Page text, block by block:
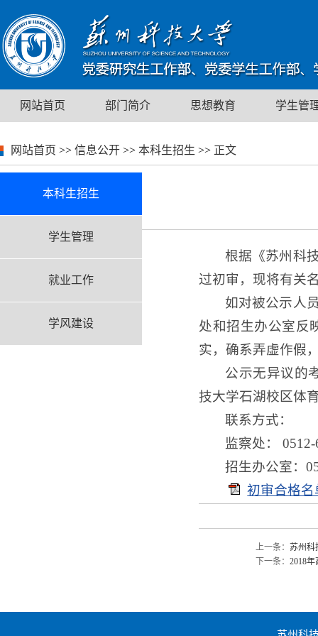
网站首页 部门简介 思想教育 学生管
网站首页 >> 信息公开 >> 本科生招生 >> 正文
本科生招生
学生管理
就业工作
学风建设
根据《苏州科
过初审，现将有关
如对被公示人
处和招生办公室反
实，确系弄虚作假
公示无异议的
技大学石湖校区体
联系方式：
监察处： 0512-
招生办公室：
初审合格名
上一条： 苏州科
下一条： 2018